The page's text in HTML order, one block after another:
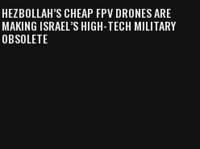
HEZBOLLAH’S CHEAP FPV DRONES ARE
MAKING ISRAEL’S HIGH-TECH MILITARY
OBSOLETE